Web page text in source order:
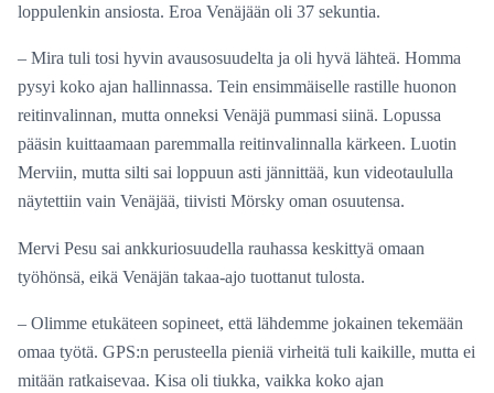
loppulenkin ansiosta. Eroa Venäjään oli 37 sekuntia.
– Mira tuli tosi hyvin avausosuudelta ja oli hyvä lähteä. Homma
pysyi koko ajan hallinnassa. Tein ensimmäiselle rastille huonon
reitinvalinnan, mutta onneksi Venäjä pummasi siinä. Lopussa
pääsin kuittaamaan paremmalla reitinvalinnalla kärkeen. Luotin
Merviin, mutta silti sai loppuun asti jännittää, kun videotaululla
näytettiin vain Venäjää, tiivisti Mörsky oman osuutensa.
Mervi Pesu sai ankkuriosuudella rauhassa keskittyä omaan
työhönsä, eikä Venäjän takaa-ajo tuottanut tulosta.
– Olimme etukäteen sopineet, että lähdemme jokainen tekemään
omaa työtä. GPS:n perusteella pieniä virheitä tuli kaikille, mutta ei
mitään ratkaisevaa. Kisa oli tiukka, vaikka koko ajan